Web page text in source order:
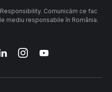
Comunicăm ce fac
mediu responsabile în România.